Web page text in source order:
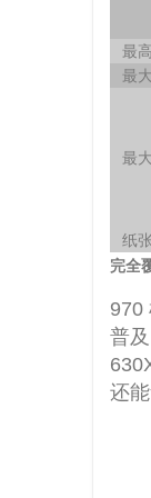
最
最
最
纸
完全
970
普
还